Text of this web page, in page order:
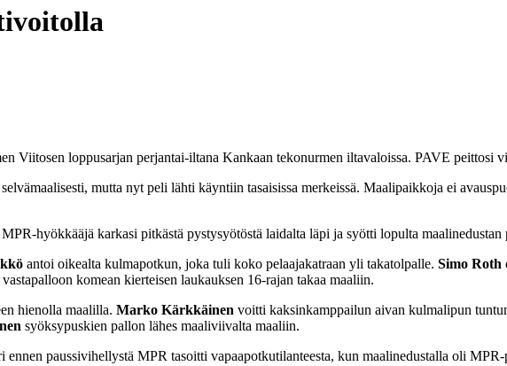
Viitosen loppusarjan perjantai-iltana Kankaan tekonurmen iltavaloissa. PAVE peittosi
mutta nyt peli lähti käyntiin tasaisissa merkeissä. Maalipaikkoja ei
hyökkääjä karkasi pitkästä pystysyötöstä laidalta läpi ja syötti lopulta
antoi oikealta kulmapotkun, joka tuli koko pelaajakatraan yli takatolpalle. Simo Roth
komean kierteisen laukauksen 16-rajan takaa maaliin.
hienolla maalilla. Marko Kärkkäinen voitti kaksinkamppailun aivan kulmalipun
syöksypuskien pallon lähes maaliviivalta maaliin.
ennen paussivihellystä MPR tasoitti vapaapotkutilanteesta, kun maalinedustalla oli